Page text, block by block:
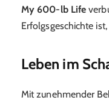
My 600-lb Life
Erfolgsgeschichte
Leben im
Mit zunehmender